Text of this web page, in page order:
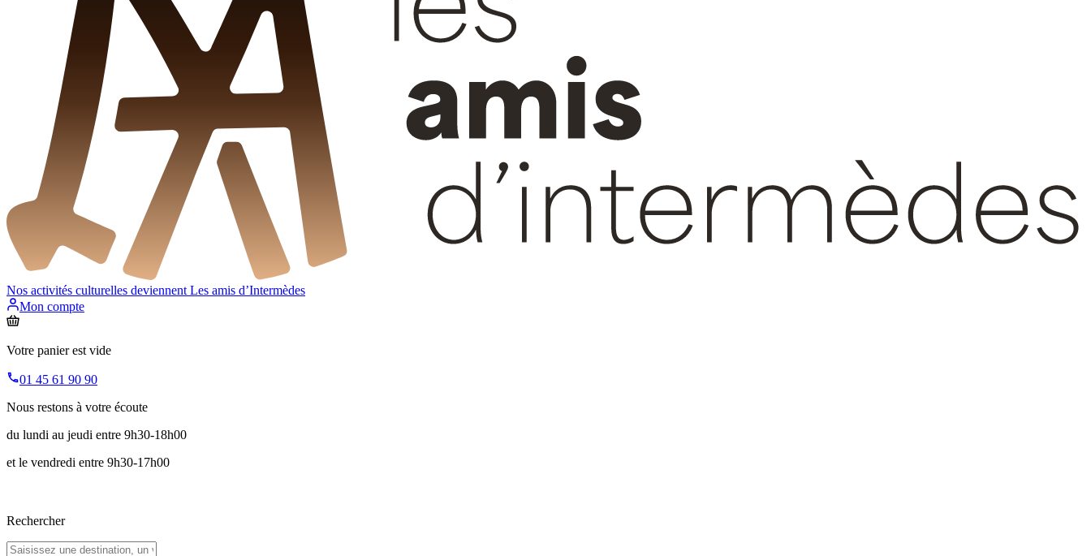
Nos activités culturelles deviennent Les amis d’Intermèdes
Mon compte
Votre panier est vide
01 45 61 90 90
Nous restons à votre écoute
du lundi au jeudi entre 9h30-18h00
et le vendredi entre 9h30-17h00
Rechercher